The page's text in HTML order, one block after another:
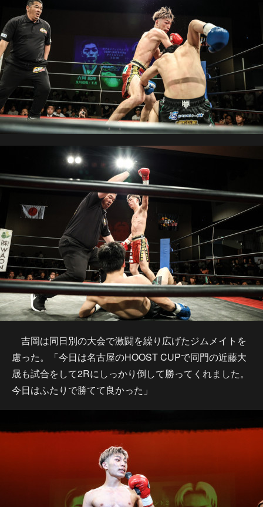
吉岡は同日別の大会で激闘を繰り広げたジムメイトを
慮った。「今日は名古屋のHOOST CUPで同門の近藤大
晟も試合をして2Rにしっかり倒して勝ってくれました。
今日はふたりで勝てて良かった」